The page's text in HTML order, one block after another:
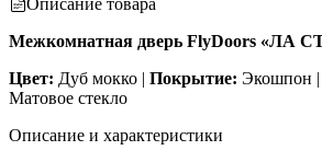
Описание товара
Межкомнатная дверь FlyDoors «ЛА
Цвет: Дуб мокко | Покрытие: Экошпон |
Матовое стекло
Описание и характеристики